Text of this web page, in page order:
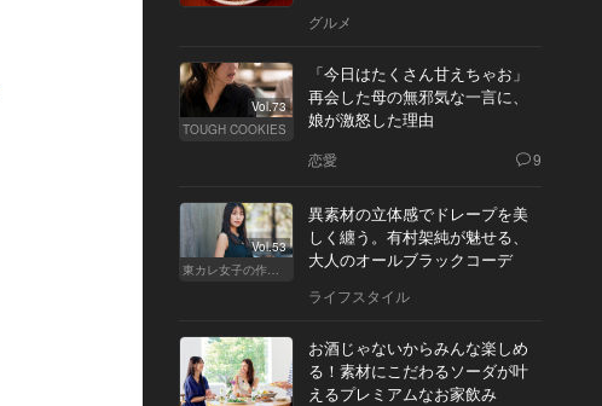
グルメ
Vol.73
TOUGH COOKIES
「今日はたくさん甘えちゃお」
再会した母の無邪気な一言に、
娘が激怒した理由
恋愛 9
Vol.53
東カレ女子の作り方
異素材の立体感でドレープを美
しく纏う。有村架純が魅せる、
大人のオールブラックコーデ
ライフスタイル
お酒じゃないからみんな楽しめ
る！素材にこだわるソーダが叶
えるプレミアムなお家飲み